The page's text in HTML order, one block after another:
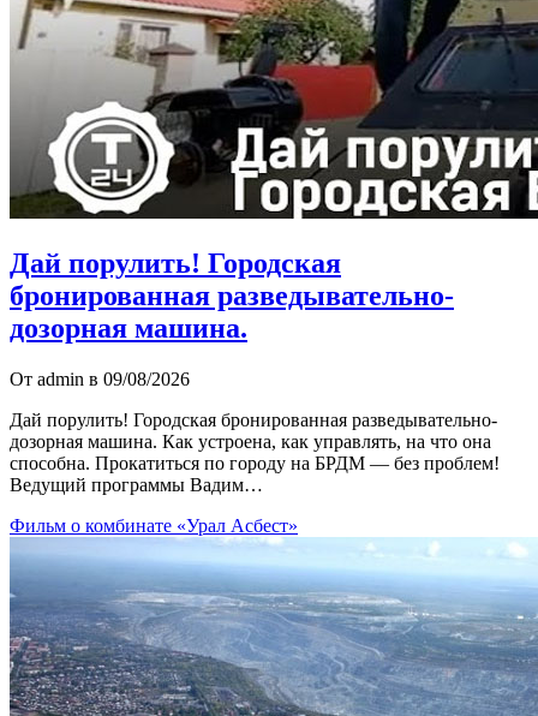
Дай порулить! Городская
бронированная разведывательно-
дозорная машина.
От admin в 09/08/2026
Дай порулить! Городская бронированная разведывательно-
дозорная машина. Как устроена, как управлять, на что она
способна. Прокатиться по городу на БРДМ — без проблем!
Ведущий программы Вадим…
Фильм о комбинате «Урал Асбест»